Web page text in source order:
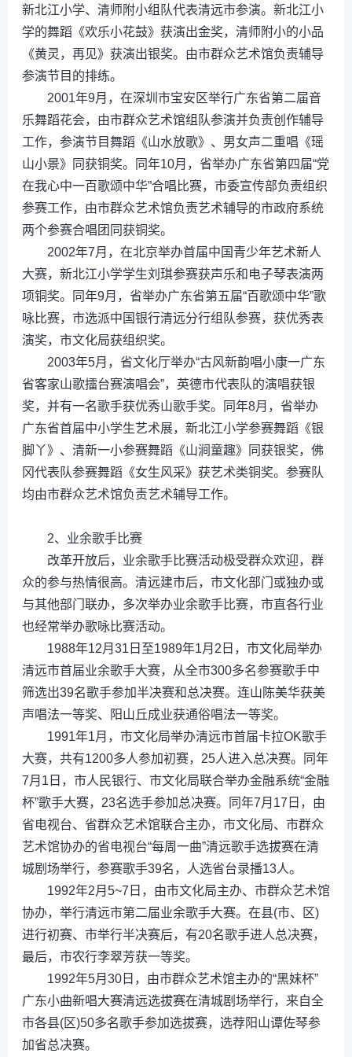
新北江小学、清师附小组队代表清远市参演。新北江小
学的舞蹈《欢乐小花鼓》获演出金奖，清师附小的小品
《黄灵，再见》获演出银奖。由市群众艺术馆负责辅导
参演节目的排练。
2001年9月，在深圳市宝安区举行广东省第二届音
乐舞蹈花会，由市群众艺术馆组队参演并负责创作辅导
工作，参演节目舞蹈《山水放歌》、男女声二重唱《瑶
山小景》同获铜奖。同年10月，省举办广东省第四届“党
在我心中一百歌颂中华”合唱比赛，市委宣传部负责组织
参赛工作，由市群众艺术馆负责艺术辅导的市政府系统
两个参赛合唱团同获铜奖。
2002年7月，在北京举办首届中国青少年艺术新人
大赛，新北江小学学生刘琪参赛获声乐和电子琴表演两
项铜奖。同年9月，省举办广东省第五届“百歌颂中华”歌
咏比赛，市选派中国银行清远分行组队参赛，获优秀表
演奖，市文化局获组织奖。
2003年5月，省文化厅举办“古风新韵唱小康一广东
省客家山歌擂台赛演唱会”，英德市代表队的演唱获银
奖，并有一名歌手获优秀山歌手奖。同年8月，省举办
广东省首届中小学生艺术展，新北江小学参赛舞蹈《银
脚丫》、清新一小参赛舞蹈《山涧童趣》同获银奖，佛
冈代表队参赛舞蹈《女生风采》获艺术类铜奖。参赛队
均由市群众艺术馆负责艺术辅导工作。
2、业余歌手比赛
改革开放后，业余歌手比赛活动极受群众欢迎，群
众的参与热情很高。清远建市后，市文化部门或独办或
与其他部门联办，多次举办业余歌手比赛，市直各行业
也经常举办歌咏比赛活动。
1988年12月31日至1989年1月2日，市文化局举办
清远市首届业余歌手大赛，从全市300多名参赛歌手中
筛选出39名歌手参加半决赛和总决赛。连山陈美华获美
声唱法一等奖、阳山丘成业获通俗唱法一等奖。
1991年1月，市文化局举办清远市首届卡拉OK歌手
大赛，共有1200多人参加初赛，25人进入总决赛。同年
7月1日，市人民银行、市文化局联合举办金融系统“金融
杯”歌手大赛，23名选手参加总决赛。同年7月17日，由
省电视台、省群众艺术馆联合主办，市文化局、市群众
艺术馆协办的省电视台“每周一曲”清远歌手选拔赛在清
城剧场举行，参赛歌手39名，人选省台录播13人。
1992年2月5~7日，由市文化局主办、市群众艺术馆
协办，举行清远市第二届业余歌手大赛。在县(市、区)
进行初赛、市举行半决赛后，有20名歌手进人总决赛，
最后，市农行李翠芳获一等奖。
1992年5月30日，由市群众艺术馆主办的“黑妹杯”
广东小曲新唱大赛清远选拔赛在清城剧场举行，来自全
市各县(区)50多名歌手参加选拔赛，选荐阳山谭佐琴参
加省总决赛。